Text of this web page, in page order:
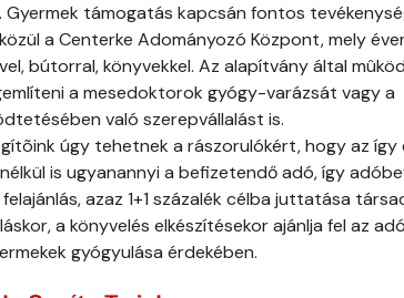
támogatás kapcsán fontos
a Centerke Adományozó Központ, mely
bútorral, könyvekkel. Az alapítvány által
a mesedoktorok gyógy-varázsát vagy a
való szerepvállalást is.
úgy tehetnek a rászorulókért, hogy az így
is ugyanannyi a befizetendő adó, így
azaz 1+1 százalék célba juttatása
a könyvelés elkészítésekor ajánlja fel az
gyógyulása érdekében.